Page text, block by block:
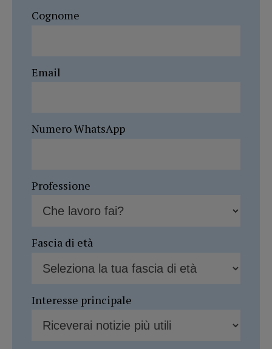
Cognome
Email
Numero WhatsApp
Professione
Fascia di età
Interesse principale